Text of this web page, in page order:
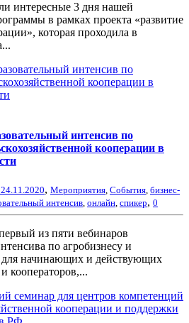
интересные 3 дня нашей
в рамках проекта «развитие
которая проходила в
интенсив по
кооперации в
24.11.2020, Мероприятия События бизнес-
интенсив онлайн спикер, 0
из пяти вебинаров
по агробизнесу и
для начинающих и действующих
кооператоров,...